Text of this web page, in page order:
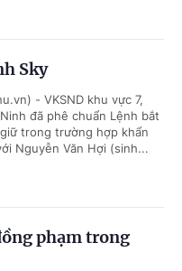
Sky
- VKSND khu vực 7,
đã phê chuẩn Lệnh bắt
trong trường hợp khẩn
Nguyễn Văn Hợi (sinh...
phạm trong